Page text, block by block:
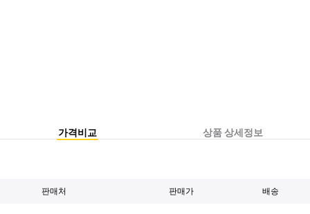
가격비교 상품 상세정보
판매처 판매가 배송